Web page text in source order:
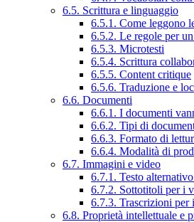
6.5. Scrittura e linguaggio
6.5.1. Come leggono
6.5.2. Le regole per
6.5.3. Microtesti
6.5.4. Scrittura
6.5.5. Content critique
6.5.6. Traduzione e
6.6. Documenti
6.6.1. I documenti
6.6.2. Tipi di
6.6.3. Formato di
6.6.4. Modalità di
6.7. Immagini e video
6.7.1. Testo
6.7.2. Sottotitoli per i
6.7.3. Trascrizioni per
6.8. Proprietà intellettuale e